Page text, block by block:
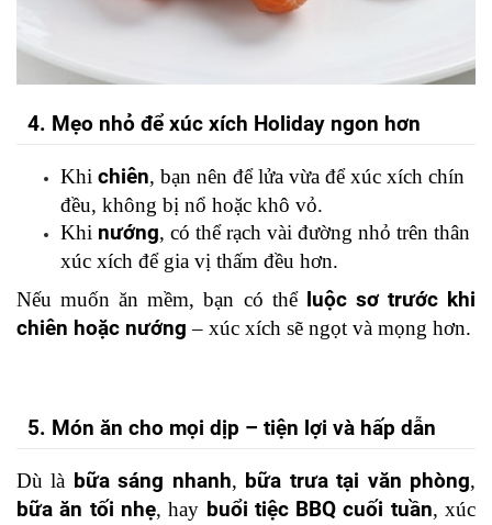
4. Mẹo nhỏ để xúc xích Holiday ngon hơn
Khi chiên, bạn nên để lửa vừa để xúc xích chín
đều, không bị nổ hoặc khô vỏ.
Khi nướng, có thể rạch vài đường nhỏ trên thân
xúc xích để gia vị thấm đều hơn.
Nếu muốn ăn mềm, bạn có thể
luộc sơ trước khi
chiên hoặc nướng – xúc xích sẽ ngọt và mọng hơn.
5. Món ăn cho mọi dịp – tiện lợi và hấp dẫn
Dù là bữa sáng nhanh, bữa trưa tại văn phòng
bữa ăn tối nhẹ, hay buổi tiệc BBQ cuối tuần, xúc